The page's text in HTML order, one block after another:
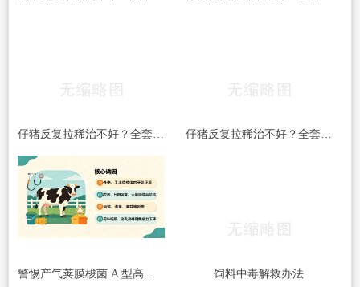
仔猪反复拉稀治不好？全套处理方案收好 仔猪反复拉稀治不好？全套处理方案收好
警惕产气荚膜梭菌 A 型高发｜牛梭菌病综合防控指南 饲料中毒解救办法